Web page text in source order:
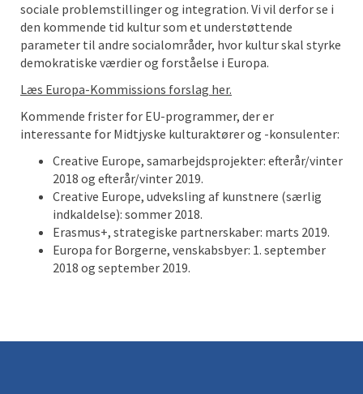
sociale problemstillinger og integration. Vi vil derfor se i
den kommende tid kultur som et understøttende
parameter til andre socialområder, hvor kultur skal styrke
demokratiske værdier og forståelse i Europa.
Læs Europa-Kommissions forslag her.
Kommende frister for EU-programmer, der er
interessante for Midtjyske kulturaktører og -konsulenter:
Creative Europe, samarbejdsprojekter: efterår/vinter
2018 og efterår/vinter 2019.
Creative Europe, udveksling af kunstnere (særlig
indkaldelse): sommer 2018.
Erasmus+, strategiske partnerskaber: marts 2019.
Europa for Borgerne, venskabsbyer: 1. september
2018 og september 2019.